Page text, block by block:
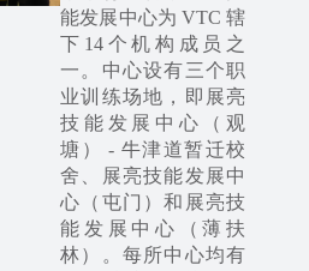
能发展中心为 VTC 辖
下14个机构成员之
一。中心设有三个职
业训练场地，即展亮
技能发展中心（观
塘） - 牛津道暂迁校
舍、展亮技能发展中
心（屯门）和展亮技
能发展中心（薄扶
林）。每所中心均有